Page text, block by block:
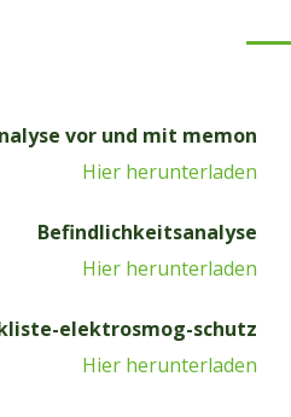
vor und mit memon
Hier herunterladen
Befindlichkeitsanalyse
Hier herunterladen
elektrosmog-schutz
Hier herunterladen